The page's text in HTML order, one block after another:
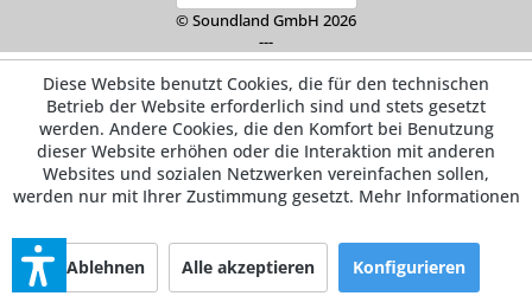
© Soundland GmbH 2026
---
Diese Website benutzt Cookies, die für den technischen
Betrieb der Website erforderlich sind und stets gesetzt
werden. Andere Cookies, die den Komfort bei Benutzung
dieser Website erhöhen oder die Interaktion mit anderen
Websites und sozialen Netzwerken vereinfachen sollen,
werden nur mit Ihrer Zustimmung gesetzt. Mehr Informationen
Ablehnen Alle akzeptieren Konfigurieren